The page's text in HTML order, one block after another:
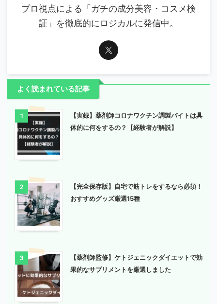
プロ視点による「ガチの成分美容・コスメ検
証」を徹底的にロジカルに発信中。
よく読まれている記事
1
【実録】薬剤師コロナワクチン調製バイトは具
体的に何をするの？【経験者が解説】
2
【完全保存版】自宅で筋トレをするなら必須！
おすすめグッズ厳選15種
3
【薬剤師監修】ケトジェニックダイエットで効
果的なサプリメントを厳選しました